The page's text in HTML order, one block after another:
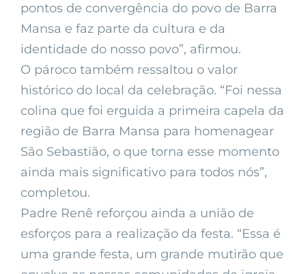
pontos de convergência do povo de Barra
Mansa e faz parte da cultura e da
identidade do nosso povo”, afirmou.
O pároco também ressaltou o valor
histórico do local da celebração. “Foi nessa
colina que foi erguida a primeira capela da
região de Barra Mansa para homenagear
São Sebastião, o que torna esse momento
ainda mais significativo para todos nós”,
completou.
Padre Renê reforçou ainda a união de
esforços para a realização da festa. “Essa é
uma grande festa, um grande mutirão que